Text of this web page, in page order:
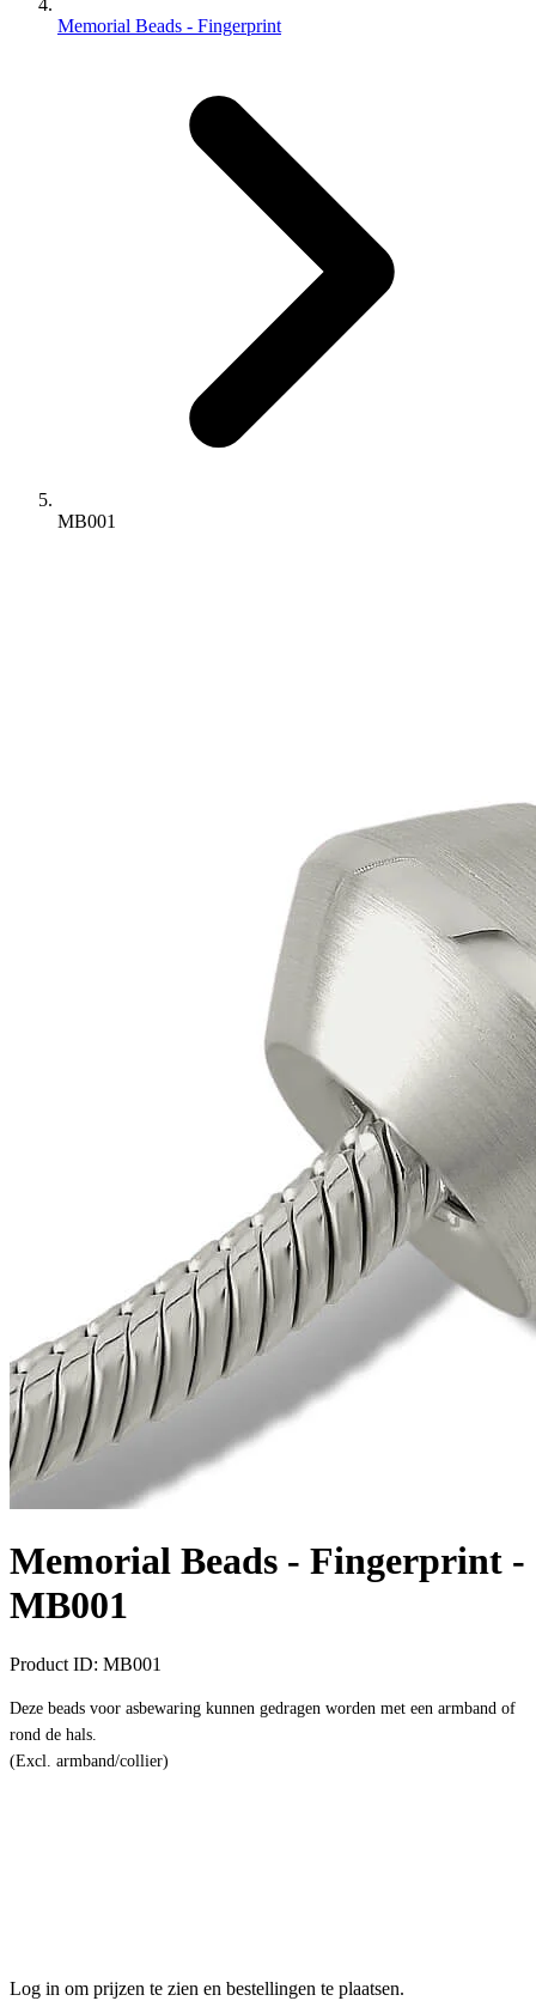
Memorial Beads - Fingerprint
MB001
Memorial Beads - Fingerprint -
MB001
Product ID: MB001
Deze beads voor asbewaring kunnen gedragen worden met een armband of
rond de hals.
(Excl. armband/collier)
Log in om prijzen te zien en bestellingen te plaatsen.